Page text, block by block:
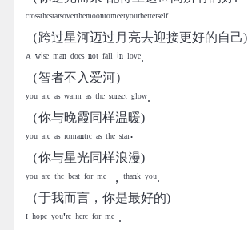
ᶜʳᵒˢˢᵗʰᵉˢᵗᵃʳˢᵒᵛᵉʳᵗʰᵉᵐᵒᵒⁿᵗᵒᵐᵉᵉᵗʸᵒᵘʳᵇᵉᵗᵗᵉʳˢᵉˡᶠ
（跨过星河迈过月亮去迎接更好的自己)
ᴬ ʷⁱˢᵉ ᵐᵃⁿ ᵈᵒᵉˢ ⁿᵒᵗ ᶠᵃˡˡ ⁱⁿ ˡᵒᵛᵉ.
（智者不入爱河）
ʸᵒᵘ ᵃʳᵉ ᵃˢ ʷᵃʳᵐ ᵃˢ ᵗʰᵉ ˢᵘⁿˢᵉᵗ ᵍˡᵒʷ.
（你与晚霞同样温暖)
ʸᵒᵘ ᵃʳᵉ ᵃˢ ʳᵒᵐᵃⁿᵗᶦᶜ ᵃˢ ᵗʰᵉ ˢᵗᵃʳ⋅
（你与星光同样浪漫)
ʸᵒᵘ ᵃʳᵉ ᵗʰᵉ ᵇᵉˢᵗ ᶠᵒʳ ᵐᵉ ，ᵗʰᵃⁿᵏ ʸᵒᵘ.
（于我而言，你是最好的)
ᴵ ʰᵒᵖᵉ ʸᵒᵘ'ʳᵉ ʰᵉʳᵉ ᶠᵒʳ ᵐᵉ .